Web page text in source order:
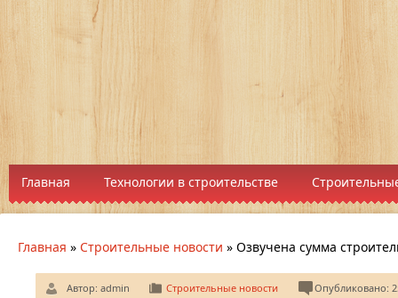
Главная Технологии в строительстве
Главная » Строительные новости » Озвучена сумма
Автор: admin Строительные новости Опубликовано: